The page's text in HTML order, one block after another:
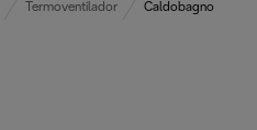
Termoventilador Caldobagno